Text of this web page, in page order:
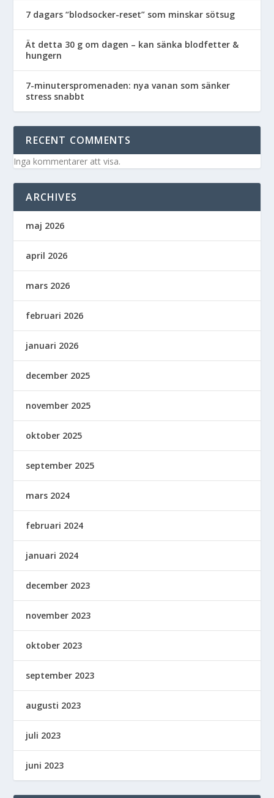
7 dagars “blodsocker-reset” som minskar sötsug
Ät detta 30 g om dagen – kan sänka blodfetter &
hungern
7-minuterspromenaden: nya vanan som sänker
stress snabbt
RECENT COMMENTS
Inga kommentarer att visa.
ARCHIVES
maj 2026
april 2026
mars 2026
februari 2026
januari 2026
december 2025
november 2025
oktober 2025
september 2025
mars 2024
februari 2024
januari 2024
december 2023
november 2023
oktober 2023
september 2023
augusti 2023
juli 2023
juni 2023